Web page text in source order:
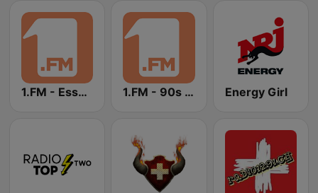
1.FM - Essential Classical 1.FM - 90s RnB Energy Girl